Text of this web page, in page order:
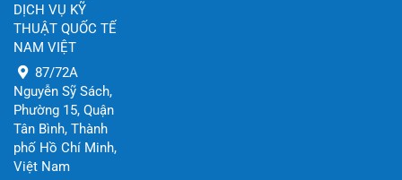
DỊCH VỤ KỸ
THUẬT QUỐC TẾ
NAM VIỆT
87/72A
Nguyễn Sỹ Sách,
Phường 15, Quận
Tân Bình, Thành
phố Hồ Chí Minh,
Việt Nam